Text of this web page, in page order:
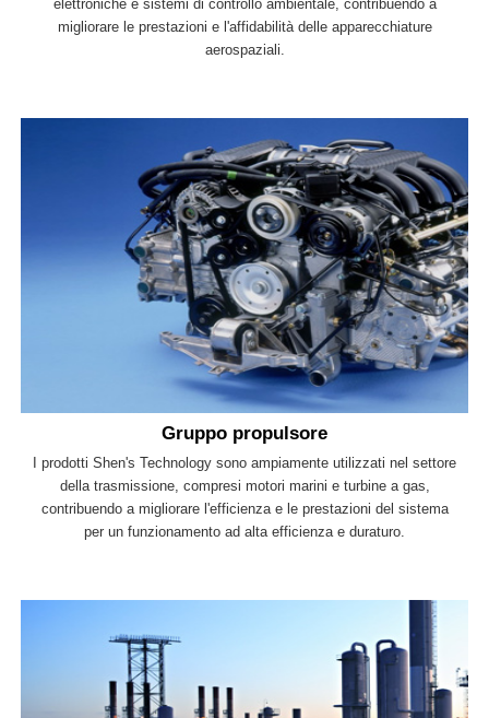
elettroniche e sistemi di controllo ambientale, contribuendo a
migliorare le prestazioni e l'affidabilità delle apparecchiature
aerospaziali.
Gruppo propulsore
I prodotti Shen's Technology sono ampiamente utilizzati nel settore
della trasmissione, compresi motori marini e turbine a gas,
contribuendo a migliorare l'efficienza e le prestazioni del sistema
per un funzionamento ad alta efficienza e duraturo.